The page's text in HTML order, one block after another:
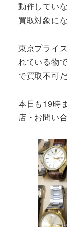
動作してい
買取対象に
東京プライ
れている物
で買取不可
本日も19時
店・お問い